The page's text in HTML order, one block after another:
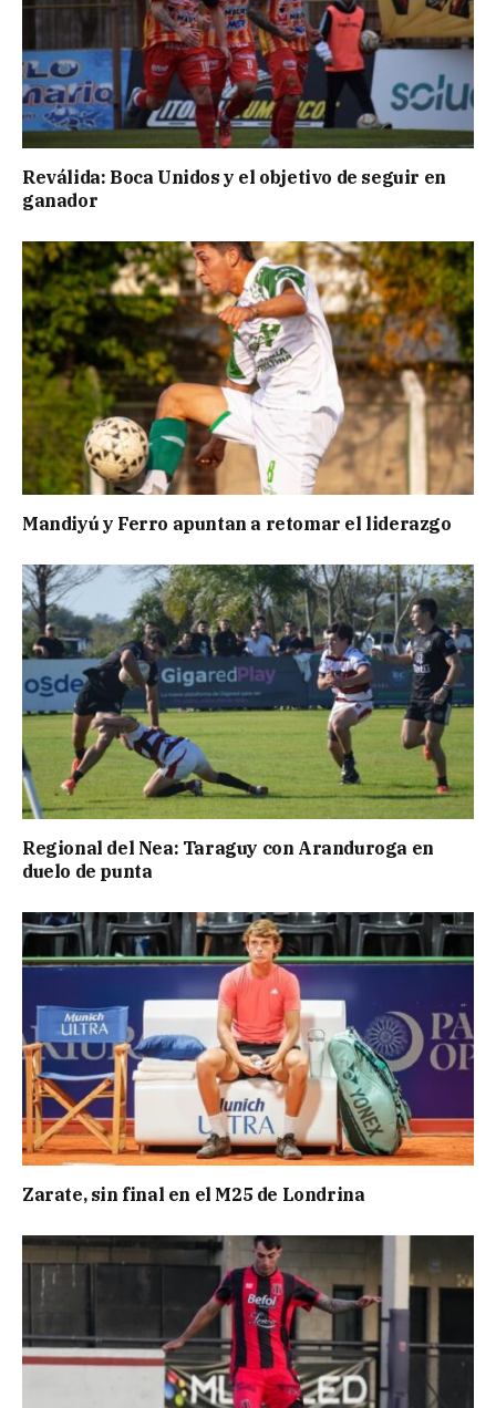
Reválida: Boca Unidos y el objetivo de seguir en
ganador
Mandiyú y Ferro apuntan a retomar el liderazgo
Regional del Nea: Taraguy con Aranduroga en
duelo de punta
Zarate, sin final en el M25 de Londrina